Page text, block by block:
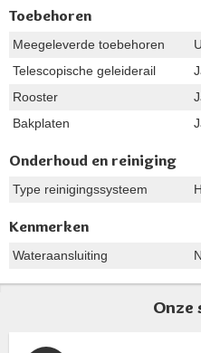
Toebehoren
Meegeleverde toebehoren
Telescopische geleiderail
Rooster
Bakplaten
Onderhoud en reiniging
Type reinigingssysteem
Kenmerken
Wateraansluiting
Onze